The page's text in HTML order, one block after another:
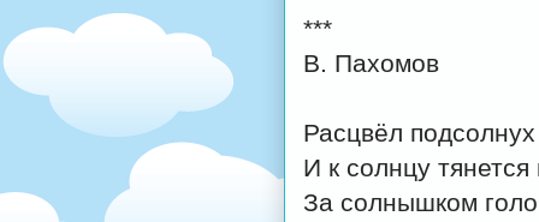
***
В. Пахомов
Расцвёл
И к солнцу тянется
За солнышком